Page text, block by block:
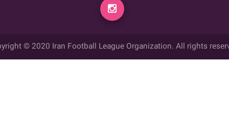
© 2020 Iran Football League Organization. All rights